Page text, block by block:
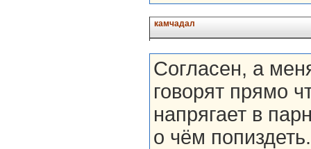
камчадал
Согласен, а
говорят прямо
напрягает в
о чём попиздеть.